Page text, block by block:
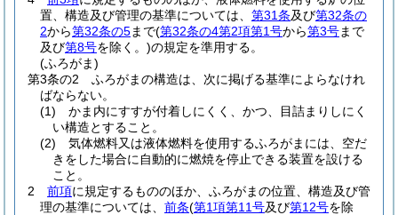
置、構造及び管理の基準については、 第31条及び第32条の
2から第32条の5まで(第32条の4第2項第1号から第3号まで
及び第8号を除く。)の規定を準用する。
(ふろがま)
第3条の2
ふろがまの構造は、次に掲げる基準によらなけれ
ばならない。
(1)
かま内にすすが付着しにくく、かつ、目詰まりしにく
い構造とすること。
(2)
気体燃料又は液体燃料を使用するふろがまには、空だ
きをした場合に自動的に燃焼を停止できる装置を設ける
こと。
2
前項に規定するもののほか、ふろがまの位置、構造及び管
理の基準については、 前条(第1項第11号及び第12号を除